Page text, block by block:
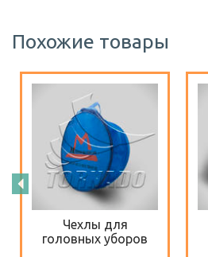
Похожие товары
Чехлы для
головных уборов